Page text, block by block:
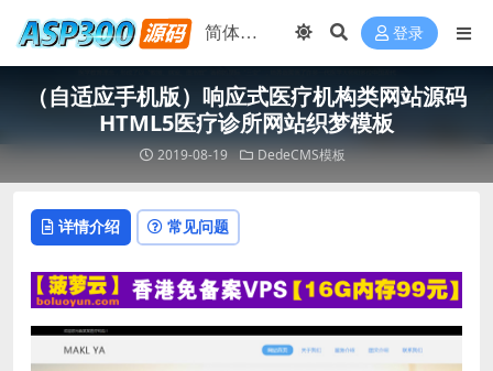
登录
（自适应手机版）响应式医疗机构类网站源码
HTML5医疗诊所网站织梦模板
2019-08-19 DedeCMS模板
详情介绍 常见问题